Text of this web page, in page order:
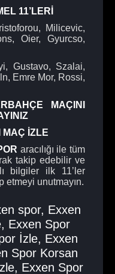
11’LERİ
Milicevic,
Oier, Gyurcso,
Gustavo, Szalai,
Emre Mor, Rossi,
MAÇINI
MAÇ İZLE
aracılığı ile tüm
takip edebilir ve
bilgiler ilk 11’ler
etmeyi unutmayın.
spor, Exxen
, Exxen Spor
İzle, Exxen
Spor Korsan
, Exxen Spor